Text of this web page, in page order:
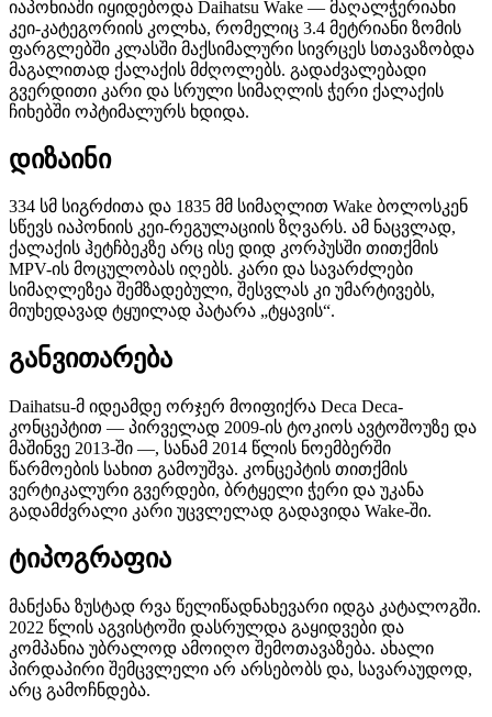
იაპონიაში იყიდებოდა Daihatsu Wake — მაღალჭერიანი
კეი-კატეგორიის კოლხა, რომელიც 3.4 მეტრიანი ზომის
ფარგლებში კლასში მაქსიმალური სივრცეს სთავაზობდა
მაგალითად ქალაქის მძღოლებს. გადაძვალებადი
გვერდითი კარი და სრული სიმაღლის ჭერი ქალაქის
ჩიხებში ოპტიმალურს ხდიდა.
დიზაინი
334 სმ სიგრძითა და 1835 მმ სიმაღლით Wake ბოლოსკენ
სწევს იაპონიის კეი-რეგულაციის ზღვარს. ამ ნაცვლად,
ქალაქის ჰეტჩბეკზე არც ისე დიდ კორპუსში თითქმის
MPV-ის მოცულობას იღებს. კარი და სავარძლები
სიმაღლეზეა შემზადებული, შესვლას კი უმარტივებს,
მიუხედავად ტყუილად პატარა „ტყავის“.
განვითარება
Daihatsu-მ იდეამდე ორჯერ მოიფიქრა Deca Deca-
კონცეპტით — პირველად 2009-ის ტოკიოს ავტოშოუზე და
მაშინვე 2013-ში —, სანამ 2014 წლის ნოემბერში
წარმოების სახით გამოუშვა. კონცეპტის თითქმის
ვერტიკალური გვერდები, ბრტყელი ჭერი და უკანა
გადამძვრალი კარი უცვლელად გადავიდა Wake-ში.
ტიპოგრაფია
მანქანა ზუსტად რვა წელიწადნახევარი იდგა კატალოგში.
2022 წლის აგვისტოში დასრულდა გაყიდვები და
კომპანია უბრალოდ ამოიღო შემოთავაზება. ახალი
პირდაპირი შემცვლელი არ არსებობს და, სავარაუდოდ,
არც გამოჩნდება.